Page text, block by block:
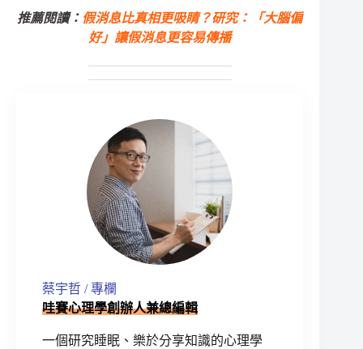
推薦閱讀： 假消息比真相更吸睛？研究：「大腦偏
好」讓假消息更容易傳播
蔡宇哲 / 專欄
哇賽心理學創辦人兼總編輯
一個研究睡眠、樂於分享知識的心理學